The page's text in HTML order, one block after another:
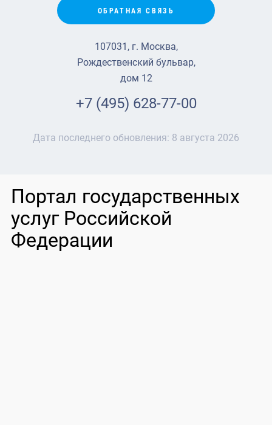
ОБРАТНАЯ СВЯЗЬ
107031, г. Москва,
Рождественский бульвар,
дом 12
+7 (495) 628-77-00
Дата последнего обновления: 8 августа 2026
Портал государственных
услуг Российской
Федерации